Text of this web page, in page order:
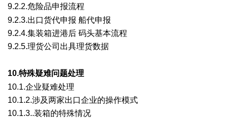
9.2.2.危险品申报流程
9.2.3.出口货代申报 船代申报
9.2.4.集装箱进港后 码头基本流程
9.2.5.理货公司出具理货数据
10.特殊疑难问题处理
10.1.企业疑难处理
10.1.2.涉及两家出口企业的操作模式
10.1.3..装箱的特殊情况